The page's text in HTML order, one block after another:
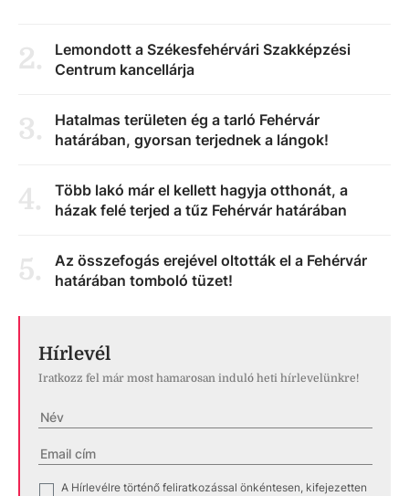
2.
Lemondott a Székesfehérvári Szakképzési
Centrum kancellárja
3.
Hatalmas területen ég a tarló Fehérvár
határában, gyorsan terjednek a lángok!
4.
Több lakó már el kellett hagyja otthonát, a
házak felé terjed a tűz Fehérvár határában
5.
Az összefogás erejével oltották el a Fehérvár
határában tomboló tüzet!
Hírlevél
Iratkozz fel már most hamarosan induló heti hírlevelünkre!
A Hírlevélre történő feliratkozással önkéntesen, kifejezetten